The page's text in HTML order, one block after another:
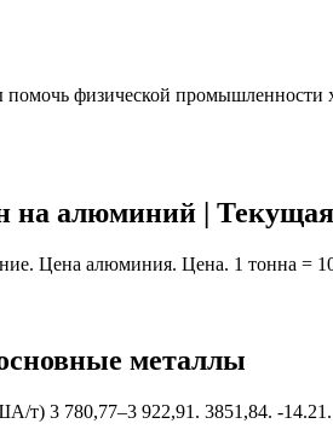
помочь физической
алюминий |
Цена алюминия. Цена. 1 тонна =
металлы
3 780,77–3 922,91. 3851,84. -14.21.